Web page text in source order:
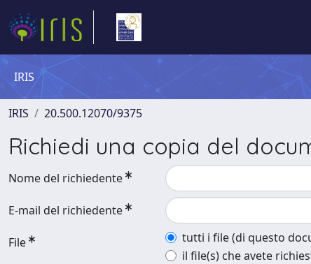
IRIS
IRIS 20.500.12070/9375
Richiedi una copia del
Nome del richiedente
E-mail del richiedente
File
tutti i file (di questo
il file(s) che avete